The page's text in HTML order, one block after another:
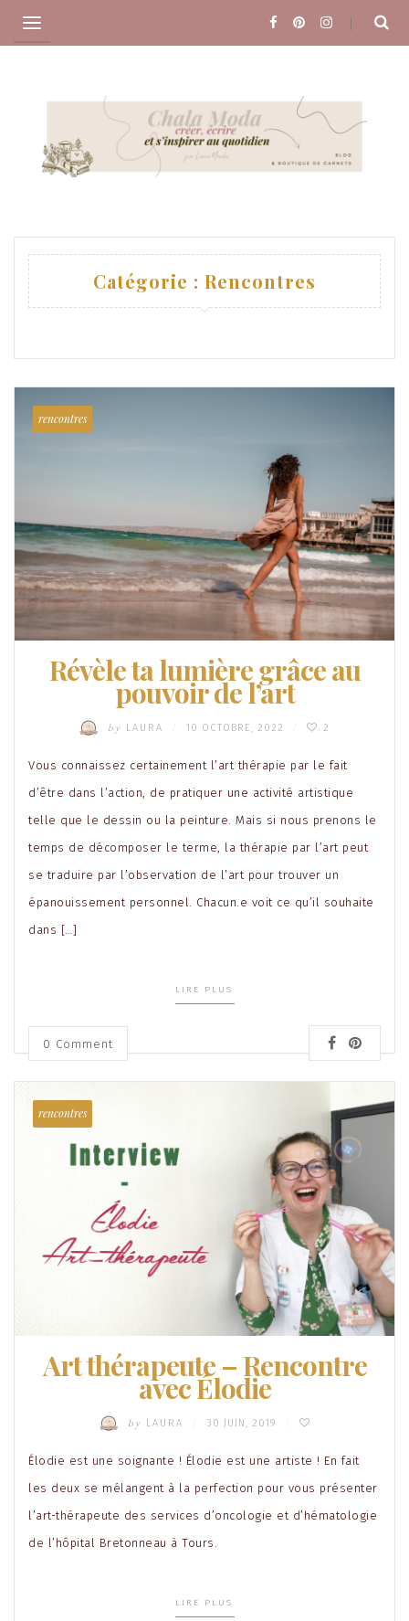
Catégorie : Rencontres
rencontres
Révèle ta lumière grâce au
pouvoir de l’art
by LAURA 10 OCTOBRE, 2022 2
Vous connaissez certainement l’art thérapie par le fait
d’être dans l’action, de pratiquer une activité artistique
telle que le dessin ou la peinture. Mais si nous prenons le
temps de décomposer le terme, la thérapie par l’art peut
se traduire par l’observation de l’art pour trouver un
épanouissement personnel. Chacun.e voit ce qu’il souhaite
dans […]
LIRE PLUS
0 Comment
rencontres
Art thérapeute – Rencontre
avec Élodie
by LAURA 30 JUIN, 2019
Élodie est une soignante ! Élodie est une artiste ! En fait
les deux se mélangent à la perfection pour vous présenter
l’art-thérapeute des services d’oncologie et d’hématologie
de l’hôpital Bretonneau à Tours.
LIRE PLUS